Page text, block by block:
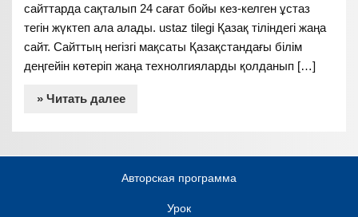
сайттарда сақталып 24 сағат бойы кез-келген ұстаз
тегін жүктеп ала алады. ustaz tilegi Қазақ тіліндегі жаңа
сайт. Сайттың негізгі мақсаты Қазақстандағы білім
деңгейін көтеріп жаңа технолгияларды қолданып […]
» Читать далее
Авторская программа
Урок